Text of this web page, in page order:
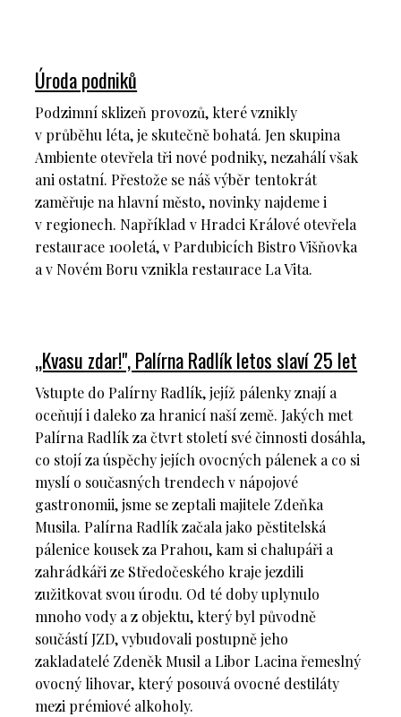
Úroda podniků
Podzimní sklizeň provozů, které vznikly
v průběhu léta, je skutečně bohatá. Jen skupina
Ambiente otevřela tři nové podniky, nezahálí však
ani ostatní. Přestože se náš výběr tentokrát
zaměřuje na hlavní město, novinky najdeme i
v regionech. Například v Hradci Králové otevřela
restaurace 100letá, v Pardubicích Bistro Višňovka
a v Novém Boru vznikla restaurace La Vita.
„Kvasu zdar!", Palírna Radlík letos slaví 25 let
Vstupte do Palírny Radlík, jejíž pálenky znají a
oceňují i daleko za hranicí naší země. Jakých met
Palírna Radlík za čtvrt století své činnosti dosáhla,
co stojí za úspěchy jejích ovocných pálenek a co si
myslí o současných trendech v nápojové
gastronomii, jsme se zeptali majitele Zdeňka
Musila. Palírna Radlík začala jako pěstitelská
pálenice kousek za Prahou, kam si chalupáři a
zahrádkáři ze Středočeského kraje jezdili
zužitkovat svou úrodu. Od té doby uplynulo
mnoho vody a z objektu, který byl původně
součástí JZD, vybudovali postupně jeho
zakladatelé Zdeněk Musil a Libor Lacina řemeslný
ovocný lihovar, který posouvá ovocné destiláty
mezi prémiové alkoholy.